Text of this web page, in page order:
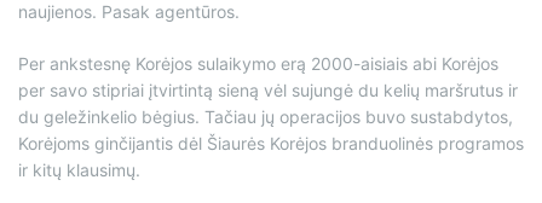
naujienos. Pasak agentūros.
Per ankstesnę Korėjos sulaikymo erą 2000-aisiais abi Korėjos
per savo stipriai įtvirtintą sieną vėl sujungė du kelių maršrutus ir
du geležinkelio bėgius. Tačiau jų operacijos buvo sustabdytos,
Korėjoms ginčijantis dėl Šiaurės Korėjos branduolinės programos
ir kitų klausimų.